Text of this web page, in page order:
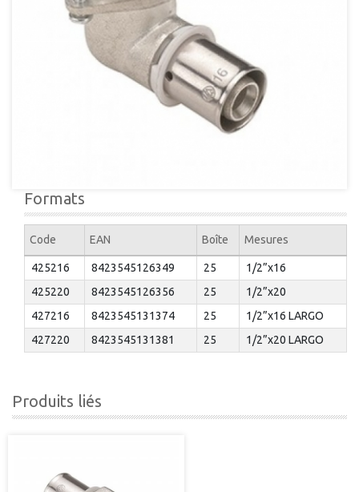
Formats
Code EAN Boîte Mesures
425216 8423545126349 25
1/2”x16
425220
8423545126356 25
1/2”x20
427216
8423545131374 25
1/2”x16 LARGO
427220
8423545131381 25 1/2”x20 LARGO
Produits liés